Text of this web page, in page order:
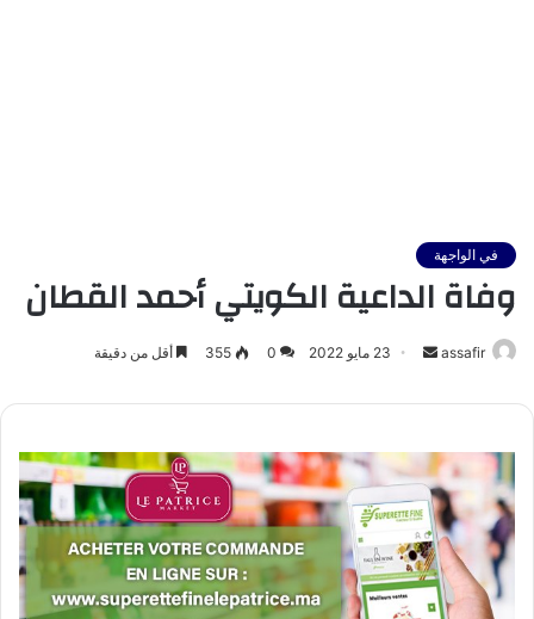
في الواجهة
وفاة الداعية الكويتي أحمد القطان
assafir
أرسل
إلكترونيا
23 مايو 2022 0
355 أقل من دقيقة